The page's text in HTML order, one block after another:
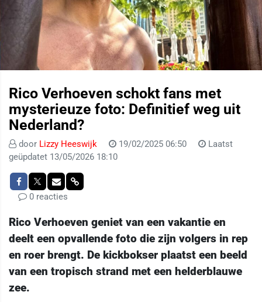
Rico Verhoeven schokt fans met
mysterieuze foto: Definitief weg uit
Nederland?
door Lizzy Heeswijk 19/02/2025 06:50
Laatst
geüpdatet 13/05/2026 18:10
0 reacties
Rico Verhoeven geniet van een vakantie en
deelt een opvallende foto die zijn volgers in rep
en roer brengt. De kickbokser plaatst een beeld
van een tropisch strand met een helderblauwe
zee.